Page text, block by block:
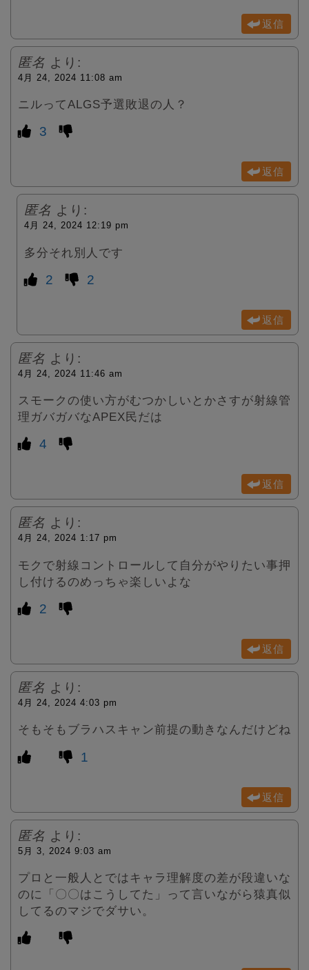
返信
匿名 より:
4月 24, 2024 11:08 am
ニルってALGS予選敗退の人？
3
返信
匿名 より:
4月 24, 2024 12:19 pm
多分それ別人です
2 2
返信
匿名 より:
4月 24, 2024 11:46 am
スモークの使い方がむつかしいとかさすが射線管
理ガバガバなAPEX民だは
4
返信
匿名 より:
4月 24, 2024 1:17 pm
モクで射線コントロールして自分がやりたい事押
し付けるのめっちゃ楽しいよな
2
返信
匿名 より:
4月 24, 2024 4:03 pm
そもそもブラハスキャン前提の動きなんだけどね
1
返信
匿名 より:
5月 3, 2024 9:03 am
プロと一般人とではキャラ理解度の差が段違いな
のに「〇〇はこうしてた」って言いながら猿真似
してるのマジでダサい。